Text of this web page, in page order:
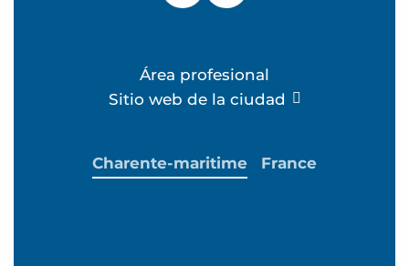
Área profesional
Sitio web de la ciudad
Charente-maritime France